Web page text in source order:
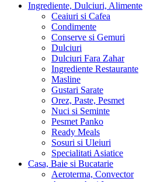
Ingrediente, Dulciuri, Alimente
Ceaiuri si Cafea
Condimente
Conserve si Gemuri
Dulciuri
Dulciuri Fara Zahar
Ingrediente Restaurante
Masline
Gustari Sarate
Orez, Paste, Pesmet
Nuci si Seminte
Pesmet Panko
Ready Meals
Sosuri si Uleiuri
Specialitati Asiatice
Casa, Baie si Bucatarie
Aeroterma, Convector